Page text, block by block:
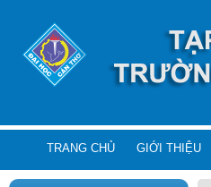
TRANG CHỦ GIỚI THIỆU